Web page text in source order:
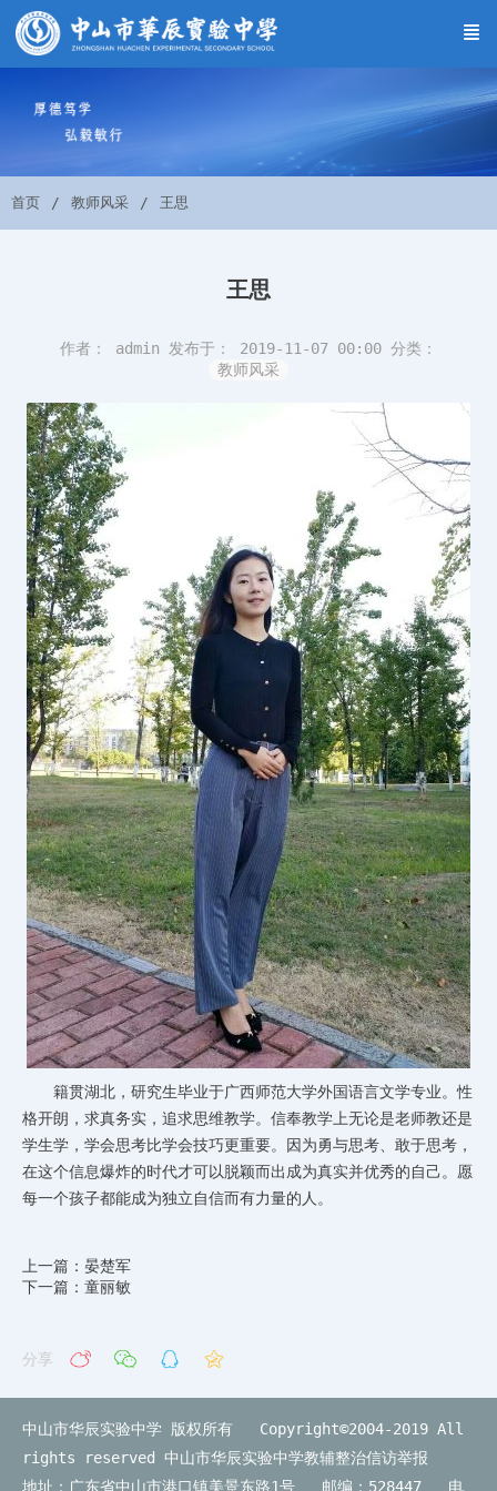
首页 教师风采 王思
王思
作者： admin 发布于： 2019-11-07 00:00 分类：
教师风采
籍贯湖北，研究生毕业于广西师范大学外国语言文学专业。性
格开朗，求真务实，追求思维教学。信奉教学上无论是老师教还是
学生学，学会思考比学会技巧更重要。因为勇与思考、敢于思考，
在这个信息爆炸的时代才可以脱颖而出成为真实并优秀的自己。愿
每一个孩子都能成为独立自信而有力量的人。
上一篇：晏楚军
下一篇：童丽敏
分享
中山市华辰实验中学 版权所有 Copyright©2004-2019 All
rights reserved 中山市华辰实验中学教辅整治信访举报
地址：广东省中山市港口镇美景东路1号 邮编：528447 电